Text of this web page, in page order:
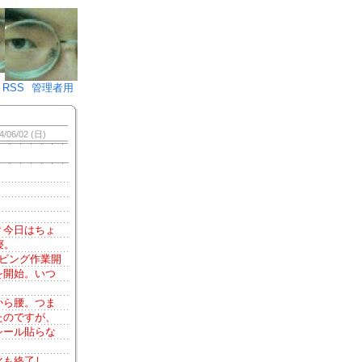
♪)÷2
RSS 管理者用
06/02 (日)
日はちょ
ング作業開
始。いつ
腰。つま
ですが、
ル貼らな